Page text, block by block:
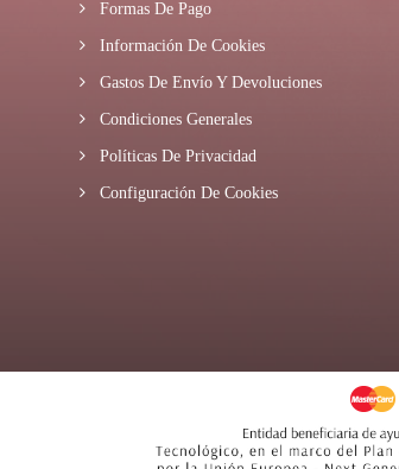
Formas De Pago
Información De Cookies
Gastos De Envío Y Devoluciones
Condiciones Generales
Políticas De Privacidad
Configuración De Cookies